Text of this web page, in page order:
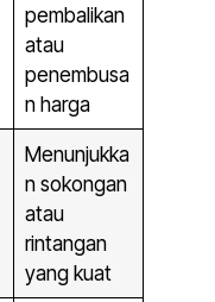
pembalikan
atau
penembusa
n harga
Menunjukka
n sokongan
atau
rintangan
yang kuat